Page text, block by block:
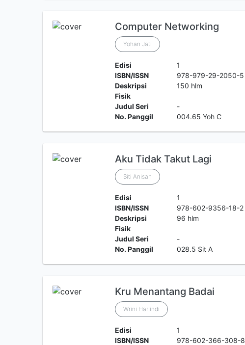
Computer Networking
Yohan Jati
Edisi
1
ISBN/ISSN
978-979-29-2050-5
Deskripsi
Fisik
150 hlm
Judul Seri
-
No. Panggil
004.65 Yoh C
Aku Tidak Takut Lagi
Siti Anisah
Edisi
1
ISBN/ISSN
978-602-9356-18-2
Deskripsi
Fisik
96 hlm
Judul Seri
-
No. Panggil
028.5 Sit A
Kru Menantang Badai
Wrini Harlindi
Edisi
1
ISBN/ISSN
978-602-366-308-8